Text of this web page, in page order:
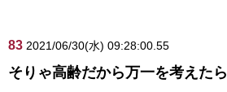
83 2021/06/30(水) 09:28:00.55
そりゃ高齢だから万一を考えた